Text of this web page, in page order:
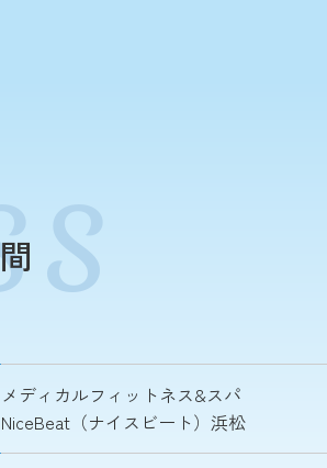
メディカルフィットネス&スパ
NiceBeat（ナイスビート）浜松